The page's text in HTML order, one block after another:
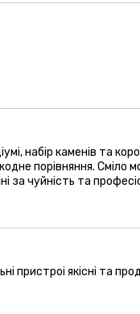
набір каменів та
порівняння.
чуйність та
пристроі якісні та